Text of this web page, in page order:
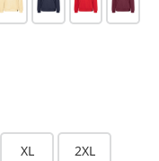
meliert
pastellgelb
marine rot
XL 2XL